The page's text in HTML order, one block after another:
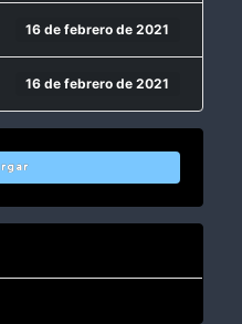
16 de febrero de 2021
16 de febrero de 2021